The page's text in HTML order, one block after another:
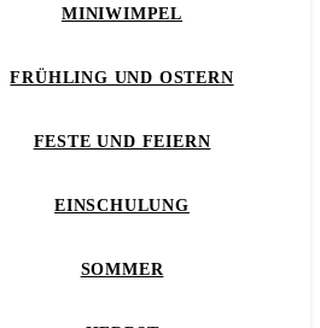
MINIWIMPEL
FRÜHLING UND OSTERN
FESTE UND FEIERN
EINSCHULUNG
SOMMER